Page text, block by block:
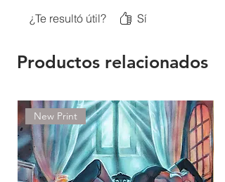
Authenticity”.
artist, thank you Donka
¿Te resultó útil? Sí
Productos relacionados
New Print